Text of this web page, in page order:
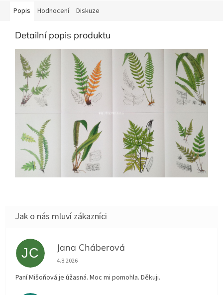
Popis Hodnocení Diskuze
Detailní popis produktu
JC Jana Cháberová
Hodnocení obchodu je 5 z 5 hvězdiček.
4.8.2026
Paní Mišoňová je úžasná. Moc mi pomohla. Děkuji.